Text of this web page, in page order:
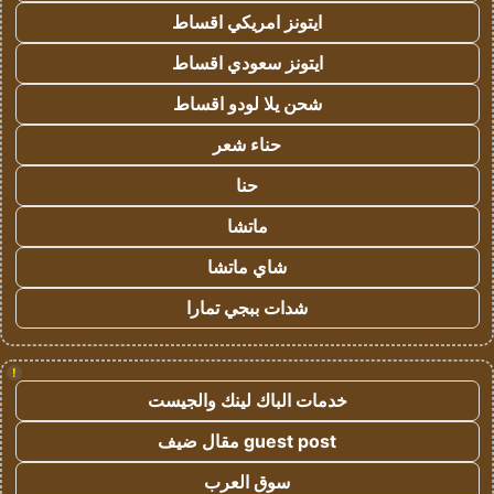
ايتونز امريكي اقساط
ايتونز سعودي اقساط
شحن يلا لودو اقساط
حناء شعر
حنا
ماتشا
شاي ماتشا
شدات ببجي تمارا
!
خدمات الباك لينك والجيست
guest post مقال ضيف
سوق العرب